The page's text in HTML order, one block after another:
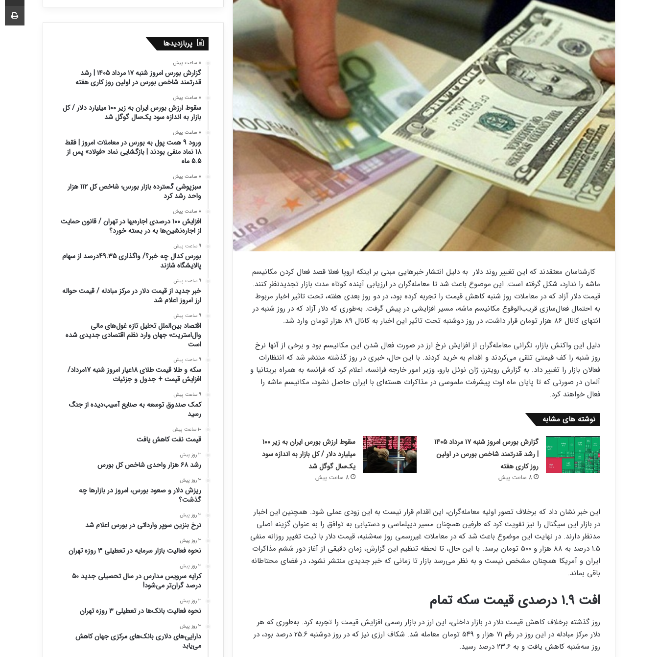
کارشناسان معتقدند که این تغییر روند دلار به دلیل انتشار خبرهایی مبنی بر اینکه اروپا فعلا قصد فعال کردن مکانیسم
ماشه را ندارد، شکل گرفته است. این موضوع باعث شد تا معامله‌گران در ارزیابی آینده کوتاه مدت بازار تجدیدنظر کنند.
قیمت دلار آزاد که در معاملات روز شنبه کاهش قیمت را تجربه کرده بود، در دو روز بعدی هفته، تحت تاثیر اخبار مربوط
به احتمال فعال‌سازی قریب‌الوقوع مکانیسم ماشه، مسیر افزایشی در پیش گرفت. به‌طوری که دلار آزاد که در روز شنبه در
انتهای کانال ۸۶ هزار تومان قرار داشت، در روز دوشنبه تحت تاثیر این اخبار به کانال ۸۹ هزار تومان وارد شد.
دلیل این واکنش بازار، نگرانی معامله‌گران از افزایش نرخ ارز در صورت فعال شدن این مکانیسم بود و برخی از آنها نرخ
روز شنبه را کف قیمتی تلقی می‌کردند و اقدام به خرید کردند. با این حال، خبری در روز گذشته منتشر شد که انتظارات
فعالان بازار را تغییر داد. به گزارش رویترز، ژان نوئل بارو، وزیر امور خارجه فرانسه، اعلام کرد که فرانسه به همراه بریتانیا و
آلمان در صورتی که تا پایان ماه اوت پیشرفت ملموسی در مذاکرات هسته‌ای با ایران حاصل نشود، مکانیسم ماشه را
فعال خواهند کرد.
نوشته های مشابه
گزارش بورس امروز شنبه ۱۷ مرداد ۱۴۰۵
| رشد قدرتمند شاخص بورس در اولین
روز کاری هفته
8 ساعت پیش
سقوط ارزش بورس ایران به زیر ۱۰۰
میلیارد دلار / کل بازار به اندازه سود
یک‌سال گوگل شد
8 ساعت پیش
این خبر نشان داد که برخلاف تصور اولیه معامله‌گران، این اقدام قرار نیست به این زودی عملی شود. همچنین این اخبار
در بازار این سیگنال را نیز تقویت کرد که طرفین همچنان مسیر دیپلماسی و دستیابی به توافق را به عنوان گزینه اصلی
مدنظر دارند. در نهایت این موضوع باعث شد که در معاملات غیررسمی روز سه‌شنبه، قیمت دلار با ثبت تغییر روزانه منفی
۱.۵ درصد به ۸۸ هزار و ۵۰۰ تومان برسد. با این حال، تا لحظه تنظیم این گزارش، زمان دقیقی از آغاز دور ششم مذاکرات
ایران و آمریکا همچنان مشخص نیست و به نظر می‌رسد بازار تا زمانی که خبر جدیدی منتشر نشود، در فضای محتاطانه
باقی بماند.
افت ۱.۹ درصدی قیمت سکه تمام
روز گذشته برخلاف کاهش قیمت دلار در بازار داخلی، این ارز در بازار رسمی افزایش قیمت را تجربه کرد. به‌طوری که هر
دلار مرکز مبادله در این روز در رقم ۷۱ هزار و ۵۴۹ تومان معامله شد. شکاف ارزی نیز که در روز دوشنبه ۲۵.۶ درصد بود، در
روز سه‌شنبه کاهش یافت و به ۲۳.۶ درصد رسید.
پربازدیدها
8 ساعت پیش
گزارش بورس امروز شنبه ۱۷ مرداد ۱۴۰۵ | رشد
قدرتمند شاخص بورس در اولین روز کاری هفته
8 ساعت پیش
سقوط ارزش بورس ایران به زیر ۱۰۰ میلیارد دلار / کل
بازار به اندازه سود یک‌سال گوگل شد
8 ساعت پیش
ورود 9 همت پول به بورس در معاملات امروز | فقط
18 نماد منفی بودند | بازگشایی نماد «فولاد» پس از
5.5 ماه
8 ساعت پیش
سبزپوشی گسترده بازار بورس؛ شاخص کل ۱۱۲ هزار
واحد رشد کرد
8 ساعت پیش
افزایش ۱۰۰ درصدی اجاره‌بها در تهران / قانون حمایت
از اجاره‌نشین‌ها به در بسته خورد؟
9 ساعت پیش
بورس کدال چه خبر؟/ واگذاری 49.35درصد از سهام
پالایشگاه شازند
9 ساعت پیش
خبر جدید از قیمت دلار در مرکز مبادله / قیمت حواله
ارز امروز اعلام شد
9 ساعت پیش
اقتصاد بین‌الملل تحلیل تازه غول‌های مالی
وال‌استریت؛ جهان وارد نظم اقتصادی جدیدی شده
است
9 ساعت پیش
سکه و طلا قیمت طلای 18عیار امروز شنبه 17مرداد/
افزایش قیمت + جدول و جزئیات
9 ساعت پیش
کمک صندوق توسعه به صنایع آسیب‌دیده از جنگ
رسید
10 ساعت پیش
قیمت نفت کاهش یافت
3 روز پیش
رشد ۶۸ هزار واحدی شاخص کل بورس
3 روز پیش
ریزش دلار و صعود بورس، امروز در بازارها چه
گذشت؟
3 روز پیش
نرخ بنزین سوپر وارداتی در بورس اعلام شد
3 روز پیش
نحوه فعالیت بازار سرمایه در تعطیلی ۳ روزه تهران
3 روز پیش
کرایه سرویس مدارس در سال تحصیلی جدید ۵۰
درصد گران‌تر می‌شود!
3 روز پیش
نحوه فعالیت بانک‌ها در تعطیلی ۳ روزه تهران
3 روز پیش
دارایی‌های دلاری بانک‌های مرکزی جهان کاهش
می‌یابد